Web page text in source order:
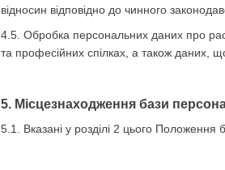
відносин відповідно до чинного
4.5. Обробка персональних даних про
та професійних спілках, а також даних,
5. Місцезнаходження бази
5.1. Вказані у розділі 2 цього